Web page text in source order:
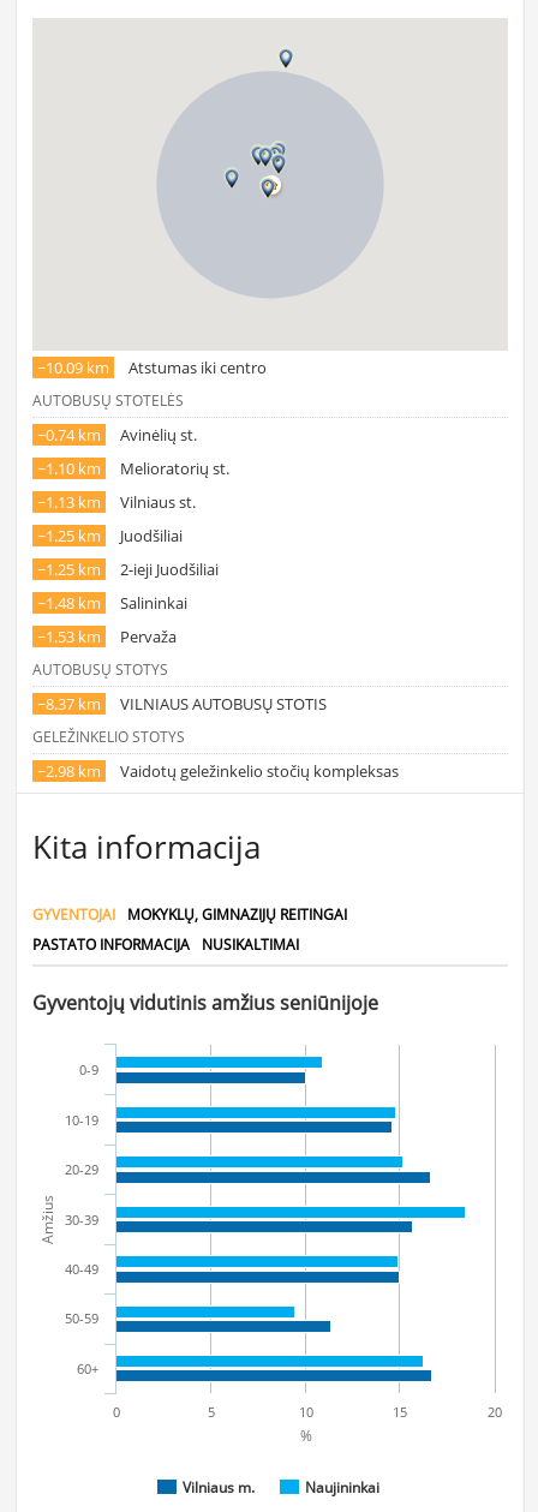
~10.09 km Atstumas iki centro
AUTOBUSŲ STOTELĖS
~0.74 km
Avinėlių st.
~1.10 km
Melioratorių st.
~1.13 km
Vilniaus st.
~1.25 km
Juodšiliai
~1.25 km
2-ieji Juodšiliai
~1.48 km
Salininkai
~1.53 km
Pervaža
AUTOBUSŲ STOTYS
~8.37 km VILNIAUS AUTOBUSŲ STOTIS
GELEŽINKELIO STOTYS
~2.98 km Vaidotų geležinkelio stočių kompleksas
Kita informacija
GYVENTOJAI
MOKYKLŲ, GIMNAZIJŲ REITINGAI
PASTATO INFORMACIJA
NUSIKALTIMAI
Gyventojų vidutinis amžius seniūnijoje
Amžius
%
Vilniaus m. Naujininkai
0-9
10-19
20-29
30-39
40-49
50-59
60+
0 5 10 15 20